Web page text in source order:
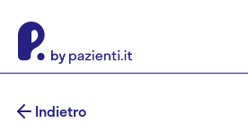
Indietro